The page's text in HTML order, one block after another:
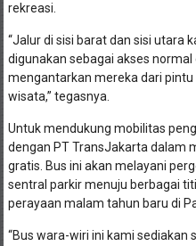
rekreasi.
“Jalur di sisi barat dan sisi utara
digunakan sebagai akses
mengantarkan mereka dari
wisata,” tegasnya.
Untuk mendukung mobilitas
dengan PT TransJakarta dalam
gratis. Bus ini akan melayani
sentral parkir menuju berbagai
perayaan malam tahun baru di
“Bus wara-wiri ini kami sediakan